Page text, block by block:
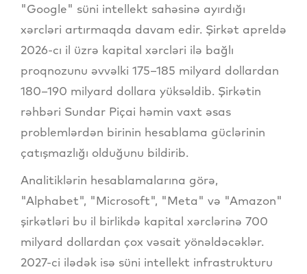
"Google" süni intellekt sahəsinə ayırdığı
xərcləri artırmaqda davam edir. Şirkət apreldə
2026-cı il üzrə kapital xərcləri ilə bağlı
proqnozunu əvvəlki 175–185 milyard dollardan
180–190 milyard dollara yüksəldib. Şirkətin
rəhbəri Sundar Piçai həmin vaxt əsas
problemlərdən birinin hesablama güclərinin
çatışmazlığı olduğunu bildirib.
Analitiklərin hesablamalarına görə,
"Alphabet", "Microsoft", "Meta" və "Amazon"
şirkətləri bu il birlikdə kapital xərclərinə 700
milyard dollardan çox vəsait yönəldəcəklər.
2027-ci ilədək isə süni intellekt infrastrukturu